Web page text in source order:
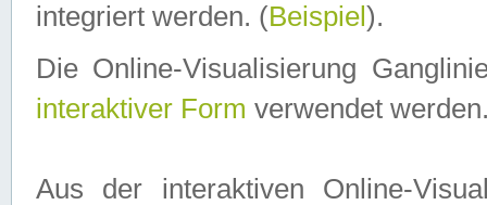
integriert werden. (Beispiel ).
Die Online-Visualisierung
interaktiver Form verwendet
Aus der interaktiven Online-